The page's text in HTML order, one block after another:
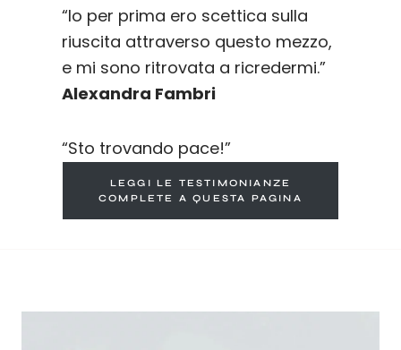
“Io per prima ero scettica sulla
riuscita attraverso questo mezzo,
e mi sono ritrovata a ricredermi.”
Alexandra Fambri
“Sto trovando pace!”
LEGGI LE TESTIMONIANZE
COMPLETE A QUESTA PAGINA